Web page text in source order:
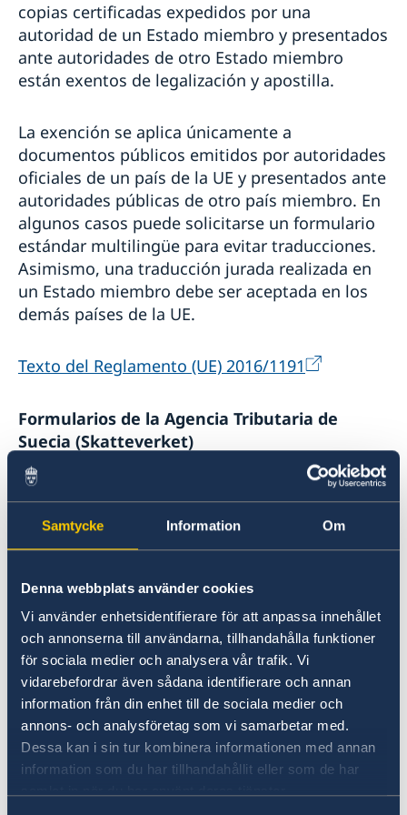
Samtycke Information Om
Denna webbplats använder cookies
Vi använder enhetsidentifierare för att anpassa innehållet
och annonserna till användarna, tillhandahålla funktioner
för sociala medier och analysera vår trafik. Vi
vidarebefordrar även sådana identifierare och annan
information från din enhet till de sociala medier och
annons- och analysföretag som vi samarbetar med.
Dessa kan i sin tur kombinera informationen med annan
information som du har tillhandahållit eller som de har
copias certificadas expedidos por una
autoridad de un Estado miembro y presentados
ante autoridades de otro Estado miembro
están exentos de legalización y apostilla.
La exención se aplica únicamente a
documentos públicos emitidos por autoridades
oficiales de un país de la UE y presentados ante
autoridades públicas de otro país miembro. En
algunos casos puede solicitarse un formulario
estándar multilingüe para evitar traducciones.
Asimismo, una traducción jurada realizada en
un Estado miembro debe ser aceptada en los
demás países de la UE.
Texto del Reglamento (UE) 2016/1191
Formularios de la Agencia Tributaria de
Suecia (Skatteverket)
Skatteverket
puede expedir certificados
bilingües (UE) que explican el contenido de
determinados documentos del registro civil.
Estos formularios solo son válidos dentro de la
Certificados de la Policía de Suecia
La Policía de Suecia
expide certificados de
antecedentes penales para personas que
necesiten acreditarlos en el extranjero, por
ejemplo, para residencia, trabajo o adopción.
Documentos fuera de la Unión Europea